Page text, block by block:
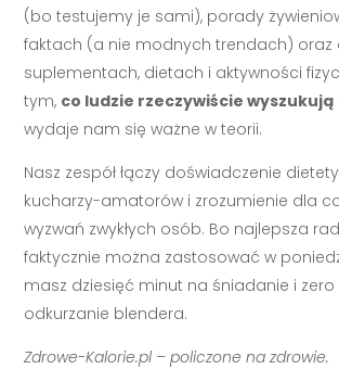
(bo testujemy je sami), porady
faktach (a nie modnych trendach) oraz
suplementach, dietach i aktywności
tym, co ludzie rzeczywiście wyszukują
wydaje nam się ważne w teorii.
Nasz zespół łączy doświadczenie
kucharzy-amatorów i zrozumienie dla
wyzwań zwykłych osób. Bo najlepsza
faktycznie można zastosować w
masz dziesięć minut na śniadanie i
odkurzanie blendera.
Zdrowe-Kalorie.pl – policzone na zdrowie.